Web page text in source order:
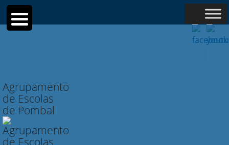
Agrupamento
de Escolas
de Pombal